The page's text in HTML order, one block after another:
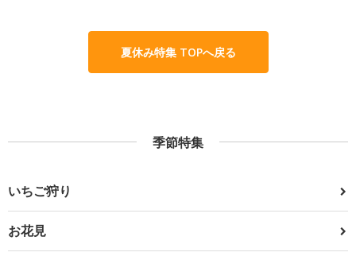
夏休み特集 TOPへ戻る
季節特集
いちご狩り
お花見